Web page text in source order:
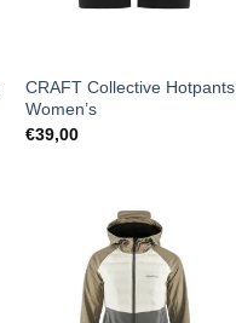
CRAFT Collective Hotpants
Women’s
€39,00